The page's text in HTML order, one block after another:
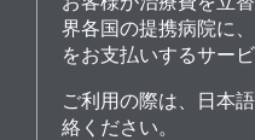
界各国の提携病院に
をお支払いするサービ
ご利用の際は、日本
絡ください。